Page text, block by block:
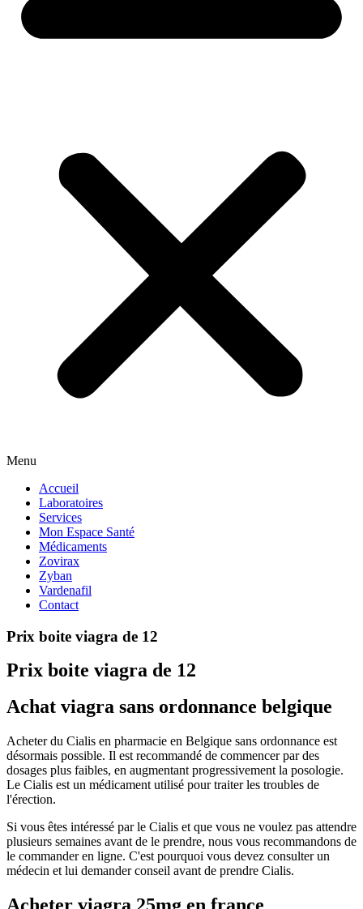
Menu
Accueil
Laboratoires
Services
Mon Espace Santé
Médicaments
Zovirax
Zyban
Vardenafil
Contact
Prix boite viagra de 12
Prix boite viagra de 12
Achat viagra sans ordonnance belgique
Acheter du Cialis en pharmacie en Belgique sans ordonnance est
désormais possible. Il est recommandé de commencer par des
dosages plus faibles, en augmentant progressivement la posologie.
Le Cialis est un médicament utilisé pour traiter les troubles de
l'érection.
Si vous êtes intéressé par le Cialis et que vous ne voulez pas attendre
plusieurs semaines avant de le prendre, nous vous recommandons de
le commander en ligne. C'est pourquoi vous devez consulter un
médecin et lui demander conseil avant de prendre Cialis.